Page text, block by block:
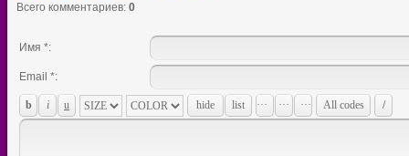
Всего комментариев: 0
Имя *:
Email *: